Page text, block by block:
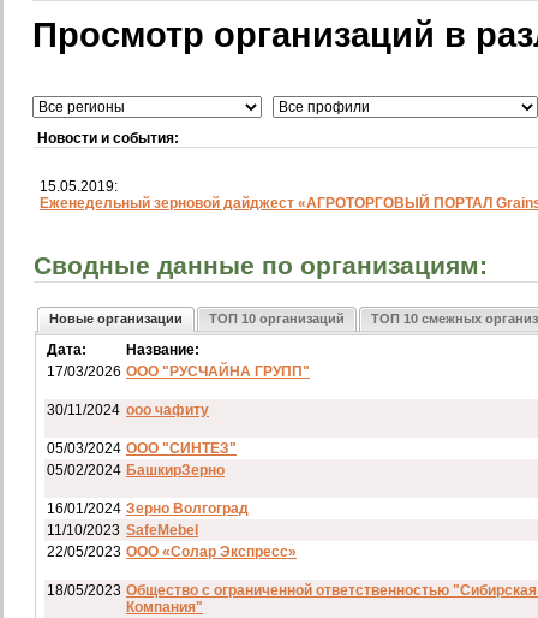
Просмотр организаций в
Новости и события:
15.05.2019:
Еженедельный зерновой дайджест «АГРОТОРГОВЫЙ ПОРТАЛ
Сводные данные по организациям:
Новые организации ТОП 10 организаций ТОП 10 смежных
Дата:
Название:
17/03/2026 ООО "РУСЧАЙНА ГРУПП"
30/11/2024 ооо чафиту
05/03/2024 ООО "СИНТЕЗ"
05/02/2024 БашкирЗерно
16/01/2024 Зерно Волгоград
11/10/2023 SafeMebel
22/05/2023 ООО «Солар Экспресс»
18/05/2023 Общество с ограниченной ответственностью
Компания"